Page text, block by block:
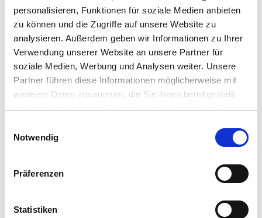
personalisieren, Funktionen für soziale Medien anbieten
zu können und die Zugriffe auf unsere Website zu
analysieren. Außerdem geben wir Informationen zu Ihrer
Verwendung unserer Website an unsere Partner für
soziale Medien, Werbung und Analysen weiter. Unsere
Partner führen diese Informationen möglicherweise mit
weiteren Daten zusammen, die Sie ihnen bereitgestellt
haben oder die sie im Rahmen Ihrer Nutzung der Dienste
Notwendig
Präferenzen
Statistiken
Kassen-Peripherie
MDE-Geräte
Waagen
Service
Support
Kontakt
Kontakt